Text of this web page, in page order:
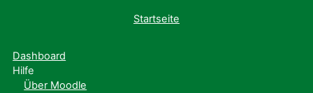
Startseite
Dashboard
Hilfe
Über Moodle